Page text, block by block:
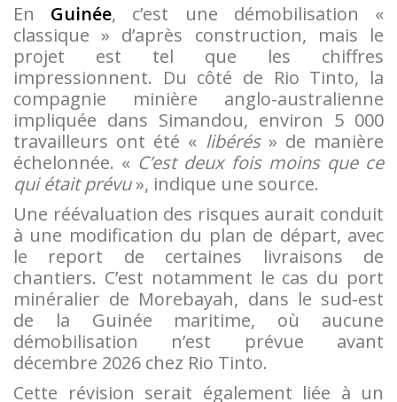
En Guinée, c’est une démobilisation «
classique » d’après construction, mais le
projet est tel que les chiffres
impressionnent. Du côté de Rio Tinto, la
compagnie minière anglo-australienne
impliquée dans Simandou, environ 5 000
travailleurs ont été « libérés » de manière
échelonnée. « C’est deux fois moins que ce
qui était prévu», indique une source.
Une réévaluation des risques aurait conduit
à une modification du plan de départ, avec
le report de certaines livraisons de
chantiers. C’est notamment le cas du port
minéralier de Morebayah, dans le sud-est
de la Guinée maritime, où aucune
démobilisation n’est prévue avant
décembre 2026 chez Rio Tinto.
Cette révision serait également liée à un